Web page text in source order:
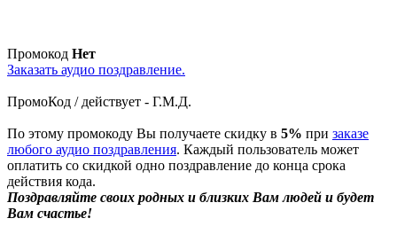
Промокод Нет
Заказать аудио поздравление.
ПромоКод / действует - Г.М.Д.
По этому промокоду Вы получаете скидку в 5% при заказе
любого аудио поздравления. Каждый пользователь может
оплатить со скидкой одно поздравление до конца срока
действия кода.
Поздравляйте своих родных и близких Вам людей и будет
Вам счастье!